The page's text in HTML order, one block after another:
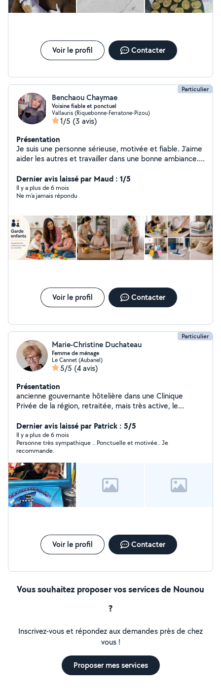
quelques minutes du bord de mer et plusieurs espaces
disponible pour tout service du quotidien (livraison de
courses, préparation de repas...) Je n'ai pas
d'abonnement Allo voisin, je suis limitée pour envoyer
directement
Voir le profil Contacter
Particulier
Benchaou Chaymae
Voisine fiable et ponctuel
Vallauris (Riquebonne-Ferratone-Pizou)
1/5 (3 avis)
Présentation
Je suis une personne sérieuse, motivée et fiable. J'aime
aider les autres et travailler dans une bonne ambiance.
cherche des missions où je peux être utile et donner le
meilleur de moi-même
Dernier avis laissé par Maud : 1/5
Il y a plus de 6 mois
Ne m’a jamais répondu
Voir le profil Contacter
Particulier
Marie-Christine Duchateau
Femme de ménage
Le Cannet (Aubanel)
5/5 (4 avis)
Présentation
ancienne gouvernante hôtelière dans une Clinique
Privée de la région, retraitée, mais très active, le
spécialité ! En toute confiance, pensez à moi !
Dernier avis laissé par Patrick : 5/5
Il y a plus de 6 mois
Personne très sympathique .. Ponctuelle et motivée.. Je
recommande.
Voir le profil Contacter
Vous souhaitez proposer vos services de Nounou
?
Inscrivez-vous et répondez aux demandes près de chez
vous !
Proposer mes services